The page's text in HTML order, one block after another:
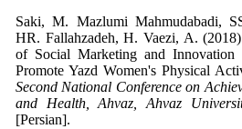
Saki, M. Mazlumi Mahmudabadi,
HR. Fallahzadeh, H. Vaezi, A.
of Social Marketing and Innovation
Promote Yazd Women's Physical
Second National Conference on
and Health, Ahvaz, Ahvaz
[Persian].